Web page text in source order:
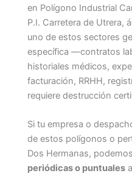
en Polígono Industrial
P.I. Carretera de Utrera,
uno de estos sectores
específica —contratos
historiales médicos,
facturación, RRHH,
requiere destrucción
Si tu empresa o
de estos polígonos o
Dos Hermanas,
periódicas o puntuales